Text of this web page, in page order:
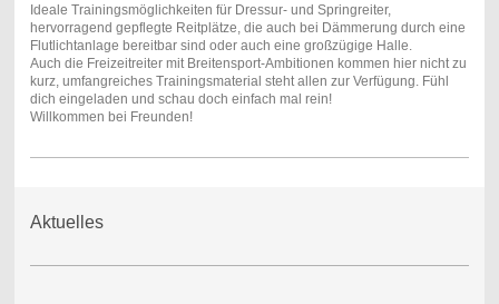
Ideale Trainingsmöglichkeiten für Dressur- und Springreiter,
hervorragend gepflegte Reitplätze, die auch bei Dämmerung durch eine
Flutlichtanlage bereitbar sind oder auch eine großzügige Halle.
Auch die Freizeitreiter mit Breitensport-Ambitionen kommen hier nicht zu
kurz, umfangreiches Trainingsmaterial steht allen zur Verfügung. Fühl
dich eingeladen und schau doch einfach mal rein!
Willkommen bei Freunden!
Aktuelles